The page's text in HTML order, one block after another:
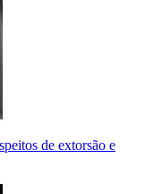
de extorsão e